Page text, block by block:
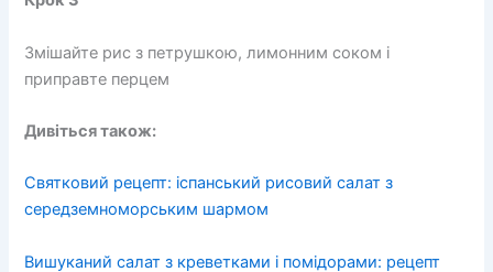
Змішайте рис з петрушкою, лимонним соком і
приправте перцем
Дивіться також:
Святковий рецепт: іспанський рисовий салат з
середземноморським шармом
Вишуканий салат з креветками і помідорами: рецепт